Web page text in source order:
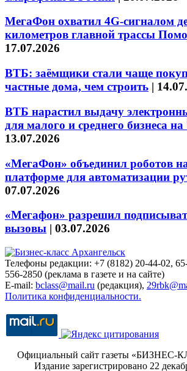
МегаФон охватил 4G-сигналом
километров главной трассы
17.07.2026
ВТБ: заёмщики стали чаще
частные дома, чем строить |
ВТБ нарастил выдачу
для малого и среднего бизнеса
13.07.2026
«МегаФон» объединил роботов
платформе для автоматизации
07.07.2026
«Мегафон» разрешил
вызовы | 03.07.2026
Телефоны редакции: +7 (8182) 20-44-02,
556-2850 (реклама в газете и на сайте)
E-mail: bclass@mail.ru (редакция),
Политика конфиденциальности.
Официальный сайт газеты «БИЗНЕС-
Издание зарегистрировано 22